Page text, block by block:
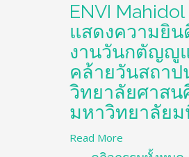
ENVI
แสดงความยิน
งานวันกตัญญู
คล้ายวันสถาป
วิทยาลัยศาสน
มหาวิทยาลัย
Read More